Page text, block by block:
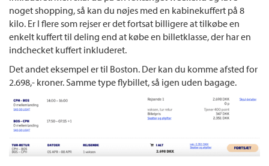
noget shopping, så kan du nøjes med en kabinekuffert på 8
kilo. Er I flere som rejser er det fortsat billigere at tilkøbe en
enkelt kuffert til deling end at købe en billetklasse, der har en
indchecket kuffert inkluderet.
Det andet eksempel er til Boston. Der kan du komme afsted for
2.698,- kroner. Samme type flybillet, så igen uden bagage.